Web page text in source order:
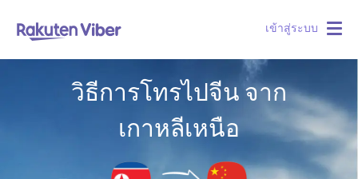
เข้าสู่ระบบ
วิธีการโทรไปจีน จาก
เกาหลีเหนือ